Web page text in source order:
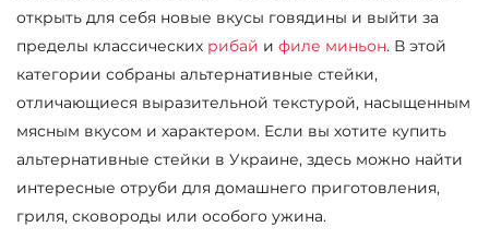
открыть для себя новые вкусы говядины и выйти за
пределы классических рибай и филе миньон. В этой
категории собраны альтернативные стейки,
отличающиеся выразительной текстурой, насыщенным
мясным вкусом и характером. Если вы хотите купить
альтернативные стейки в Украине, здесь можно найти
интересные отруби для домашнего приготовления,
гриля, сковороды или особого ужина.